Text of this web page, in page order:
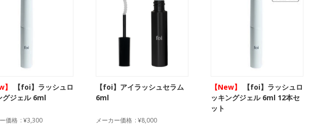
】
【foi】ラッシュロ
グジェル 6ml
価格
¥3,300
【foi】アイラッシュセラム
6ml
メーカー価格
¥8,000
【New】
【foi】ラッシュロ
ッキングジェル 6ml 12本セ
ット